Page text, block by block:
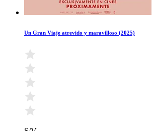
Un Gran Viaje atrevido y maravilloso (2025)